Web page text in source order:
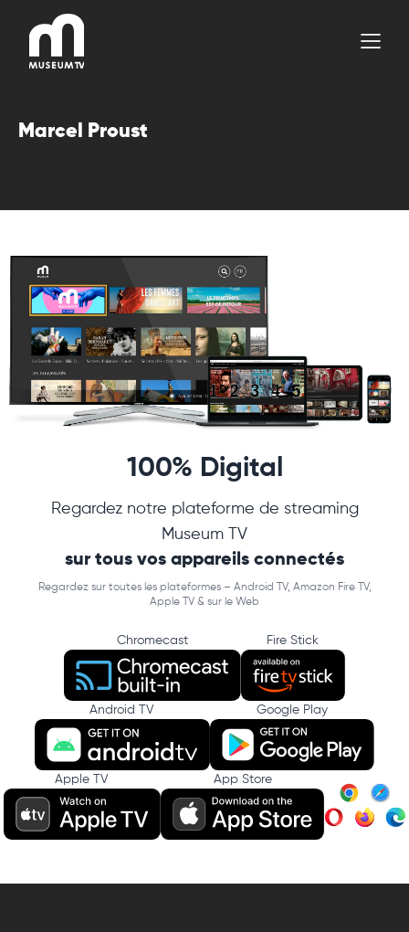
contenu
Marcel Proust
100% Digital
Regardez notre plateforme de streaming
Museum TV
sur tous vos appareils connectés
Regardez sur toutes les plateformes – Android TV, Amazon Fire TV,
Apple TV & sur le Web
Chromecast Fire Stick
Android TV Google Play
Apple TV App Store